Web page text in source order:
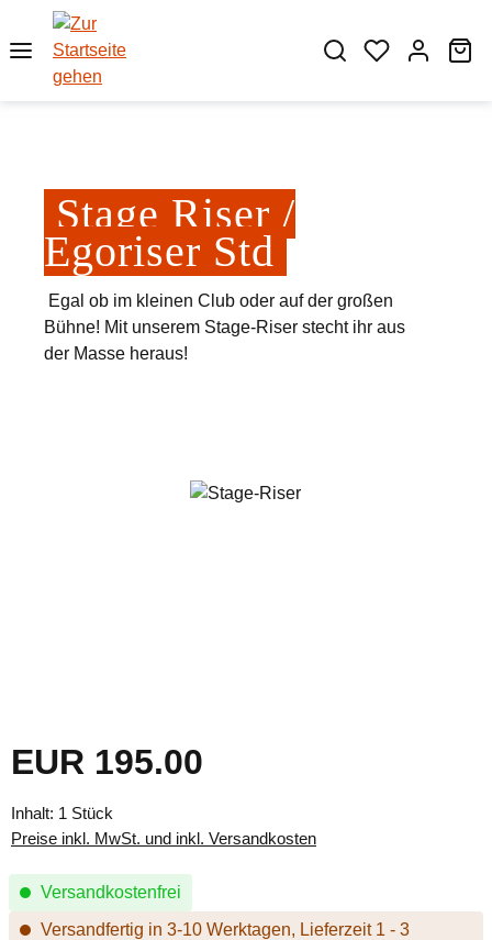
Zum Hauptinhalt springen
Stage Riser /
Egoriser Std
Egal ob im kleinen Club oder auf der großen
Bühne! Mit unserem Stage-Riser stecht ihr aus
der Masse heraus!
Bildergalerie überspringen
Regulärer Preis:
EUR 195.00
Inhalt: 1 Stück
Preise inkl. MwSt. und inkl. Versandkosten
Versandkostenfrei
Versandfertig in 3-10 Werktagen, Lieferzeit 1 - 3